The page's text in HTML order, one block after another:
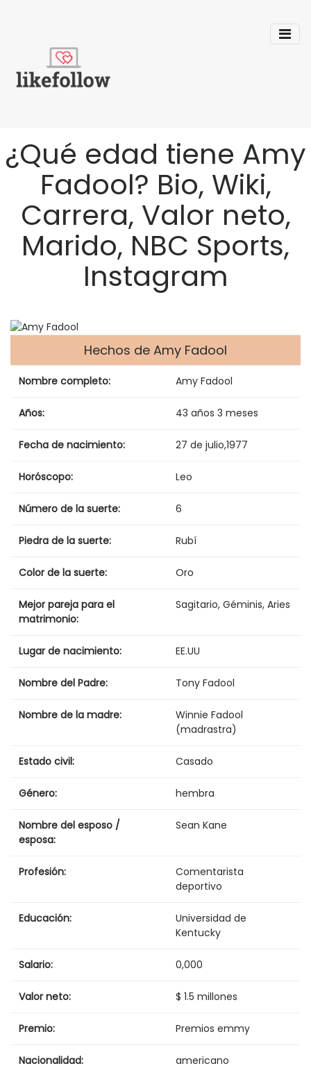
¿Qué edad tiene Amy
Fadool? Bio, Wiki,
Carrera, Valor neto,
Marido, NBC Sports,
Instagram
Hechos de Amy Fadool
Nombre completo: Amy Fadool
Años: 43 años 3 meses
Fecha de nacimiento: 27 de julio,1977
Horóscopo: Leo
Número de la suerte: 6
Piedra de la suerte: Rubí
Color de la suerte: Oro
Mejor pareja para el
matrimonio:
Sagitario, Géminis, Aries
Lugar de nacimiento: EE.UU
Nombre del Padre: Tony Fadool
Nombre de la madre:
Winnie Fadool
(madrastra)
Estado civil: Casado
Género: hembra
Nombre del esposo /
esposa:
Sean Kane
Profesión:
Comentarista
deportivo
Educación:
Universidad de
Kentucky
Salario: 0,000
Valor neto: $ 1.5 millones
Premio: Premios emmy
Nacionalidad: americano